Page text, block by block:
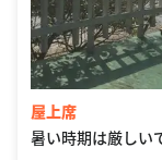
屋上席
暑い時期は厳しい